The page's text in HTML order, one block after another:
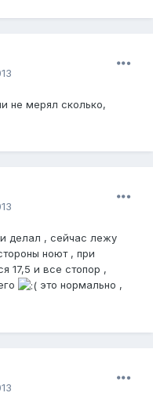
не мерял сколько,
делал , сейчас лежу
ноют , при
17,5 и все стопор ,
это нормально ,